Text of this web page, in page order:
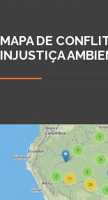
MAPA DE
INJUSTIÇA